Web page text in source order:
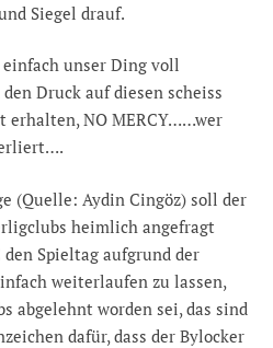
Siegel drauf.
unser Ding voll
Druck auf diesen scheiss
erhalten, NO MERCY……wer
(Quelle: Aydin Cingöz) soll der
heimlich angefragt
den Spieltag aufgrund der
weiterlaufen zu lassen,
abgelehnt worden sei, das sind
dafür, dass der Bylocker